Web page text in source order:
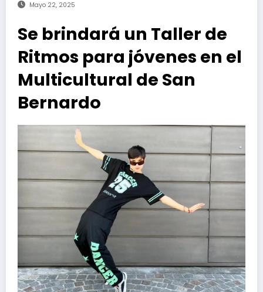
Mayo 22, 2025
Se brindará un Taller de
Ritmos para jóvenes en el
Multicultural de San
Bernardo